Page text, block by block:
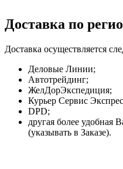
Доставка по
Доставка осуществляется
Деловые Линии;
Автотрейдинг;
ЖелДорЭкспедиция;
Курьер Сервис
DPD;
другая более удобная
(указывать в Заказе).